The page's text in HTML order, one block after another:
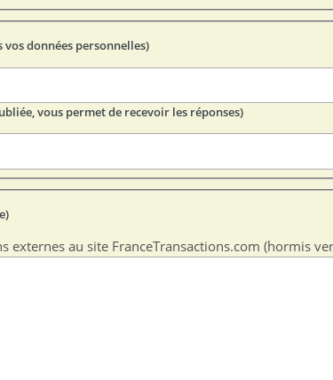
données personnelles)
vous permet de recevoir les réponses)
externes au site FranceTransactions.com (hormis